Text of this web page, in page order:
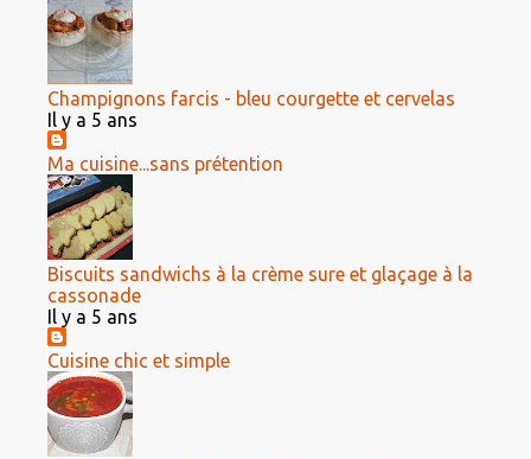
Champignons farcis - bleu courgette et cervelas
Il y a 5 ans
Ma cuisine...sans prétention
Biscuits sandwichs à la crème sure et glaçage à la
cassonade
Il y a 5 ans
Cuisine chic et simple